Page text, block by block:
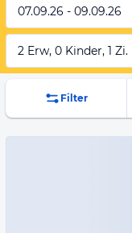
07.09.26 - 09.09.26
2 Erw, 0 Kinder, 1 Zi.
Filter